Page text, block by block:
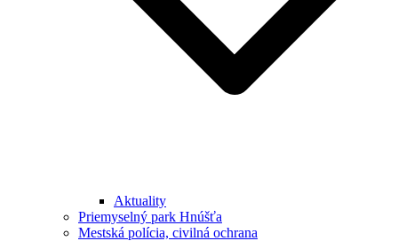
Aktuality
Priemyselný park Hnúšťa
Mestská polícia, civilná ochrana